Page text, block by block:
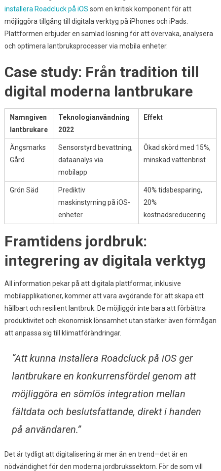
installera Roadcluck på iOS som en kritisk komponent för att
möjliggöra tillgång till digitala verktyg på iPhones och iPads.
Plattformen erbjuder en samlad lösning för att övervaka, analysera
och optimera lantbruksprocesser via mobila enheter.
Case study: Från tradition till
digital moderna lantbrukare
Namngiven
lantbrukare
Teknologianvändning
2022
Effekt
Ängsmarks
Gård
Sensorstyrd bevattning,
dataanalys via
mobilapp
Ökad skörd med 15%,
minskad vattenbrist
Grön Säd
Prediktiv
maskinstyrning på iOS-
enheter
40% tidsbesparing,
20%
kostnadsreducering
Framtidens jordbruk:
integrering av digitala verktyg
All information pekar på att digitala plattformar, inklusive
mobilapplikationer, kommer att vara avgörande för att skapa ett
hållbart och resilient lantbruk. De möjliggör inte bara att förbättra
produktivitet och ekonomisk lönsamhet utan stärker även förmågan
att anpassa sig till klimatförändringar.
“Att kunna installera Roadcluck på iOS ger
lantbrukare en konkurrensfördel genom att
möjliggöra en sömlös integration mellan
fältdata och beslutsfattande, direkt i handen
på användaren.”
Det är tydligt att digitalisering är mer än en trend—det är en
nödvändighet för den moderna jordbrukssektorn. För de som vill